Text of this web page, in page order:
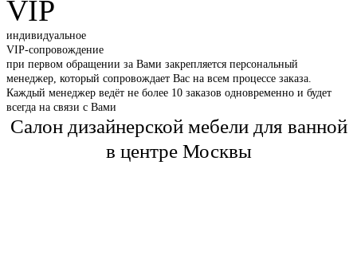
VIP
индивидуальное
VIP-сопровождение
при первом обращении за Вами закрепляется персональный
менеджер, который сопровождает Вас на всем процессе заказа.
Каждый менеджер ведёт не более 10 заказов одновременно и будет
всегда на связи с Вами
Салон дизайнерской мебели для ванной
в центре Москвы